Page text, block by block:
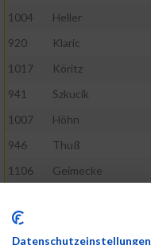
1004
Heller
920
Klaric
1017
Köritz
941
Szkucik
1007
Höhn
946
Thuß
1106
Geimecke
1060
Datenschutzeinstellungen